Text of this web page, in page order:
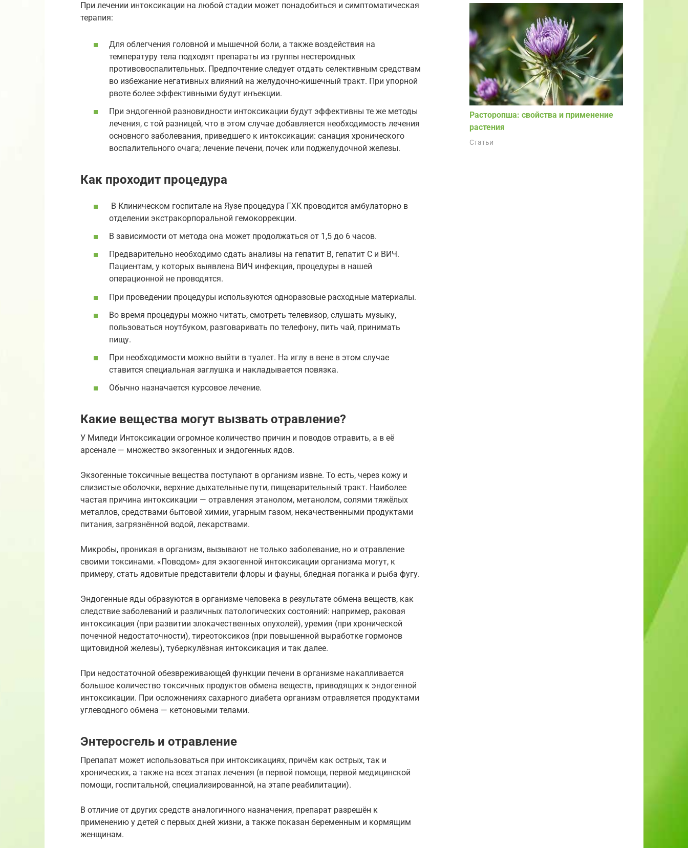
При лечении интоксикации на любой стадии может понадобиться и симптоматическая
терапия:
Для облегчения головной и мышечной боли, а также воздействия на
температуру тела подходят препараты из группы нестероидных
противовоспалительных. Предпочтение следует отдать селективным средствам
во избежание негативных влияний на желудочно-кишечный тракт. При упорной
рвоте более эффективными будут инъекции.
При эндогенной разновидности интоксикации будут эффективны те же методы
лечения, с той разницей, что в этом случае добавляется необходимость лечения
основного заболевания, приведшего к интоксикации: санация хронического
воспалительного очага; лечение печени, почек или поджелудочной железы.
Как проходит процедура
В Клиническом госпитале на Яузе процедура ГХК проводится амбулаторно в
отделении экстракорпоральной гемокоррекции.
В зависимости от метода она может продолжаться от 1,5 до 6 часов.
Предварительно необходимо сдать анализы на гепатит В, гепатит С и ВИЧ.
Пациентам, у которых выявлена ВИЧ инфекция, процедуры в нашей
операционной не проводятся.
При проведении процедуры используются одноразовые расходные материалы.
Во время процедуры можно читать, смотреть телевизор, слушать музыку,
пользоваться ноутбуком, разговаривать по телефону, пить чай, принимать
пищу.
При необходимости можно выйти в туалет. На иглу в вене в этом случае
ставится специальная заглушка и накладывается повязка.
Обычно назначается курсовое лечение.
Какие вещества могут вызвать отравление?
У Миледи Интоксикации огромное количество причин и поводов отравить, а в её
арсенале — множество экзогенных и эндогенных ядов.
Экзогенные токсичные вещества поступают в организм извне. То есть, через кожу и
слизистые оболочки, верхние дыхательные пути, пищеварительный тракт. Наиболее
частая причина интоксикации — отравления этанолом, метанолом, солями тяжёлых
металлов, средствами бытовой химии, угарным газом, некачественными продуктами
питания, загрязнённой водой, лекарствами.
Микробы, проникая в организм, вызывают не только заболевание, но и отравление
своими токсинами. «Поводом» для экзогенной интоксикации организма могут, к
примеру, стать ядовитые представители флоры и фауны, бледная поганка и рыба фугу.
Эндогенные яды образуются в организме человека в результате обмена веществ, как
следствие заболеваний и различных патологических состояний: например, раковая
интоксикация (при развитии злокачественных опухолей), уремия (при хронической
почечной недостаточности), тиреотоксикоз (при повышенной выработке гормонов
щитовидной железы), туберкулёзная интоксикация и так далее.
При недостаточной обезвреживающей функции печени в организме накапливается
большое количество токсичных продуктов обмена веществ, приводящих к эндогенной
интоксикации. При осложнениях сахарного диабета организм отравляется продуктами
углеводного обмена — кетоновыми телами.
Энтеросгель и отравление
Препапат может использоваться при интоксикациях, причём как острых, так и
хронических, а также на всех этапах лечения (в первой помощи, первой медицинской
помощи, госпитальной, специализированной, на этапе реабилитации).
В отличие от других средств аналогичного назначения, препарат разрешён к
применению у детей с первых дней жизни, а также показан беременным и кормящим
женщинам.
Расторопша: свойства и применение
растения
Статьи